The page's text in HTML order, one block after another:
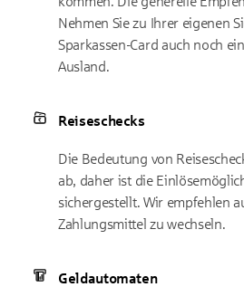
Nehmen Sie zu Ihrer eigenen
Sparkassen-Card auch noch
Ausland.
Reiseschecks
Die Bedeutung von
ab, daher ist die
sichergestellt. Wir empfehlen
Zahlungsmittel zu wechseln.
Geldautomaten